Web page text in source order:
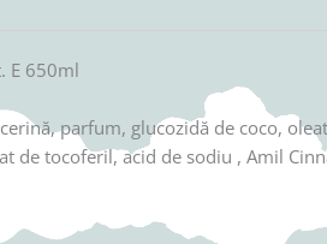
E 650ml
parfum, glucozidă de coco,
tocoferil, acid de sodiu , Amil